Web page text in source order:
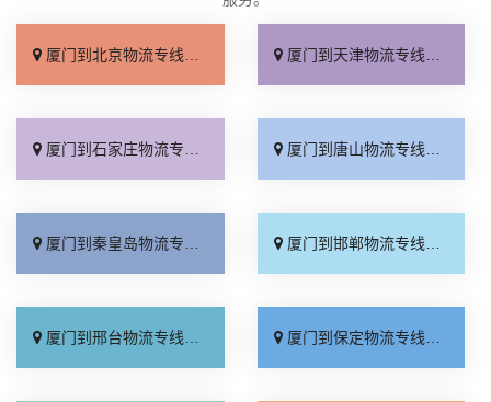
厦门到北京物流专线_上门取件「不随意加价」 厦门到天津物流专线_专线快运「直通专线」
厦门到石家庄物流专线_多久能到「诚信为先」 厦门到唐山物流专线_上门提货「准时准点」
厦门到秦皇岛物流专线_高速快运「整车配货」 厦门到邯郸物流专线_全境到达「无需中转」
厦门到邢台物流专线_需要几天「要多少钱」 厦门到保定物流专线_多少一吨「定点发车」